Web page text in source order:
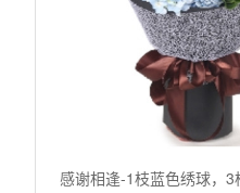
感谢相逢-1枝蓝色绣球，3